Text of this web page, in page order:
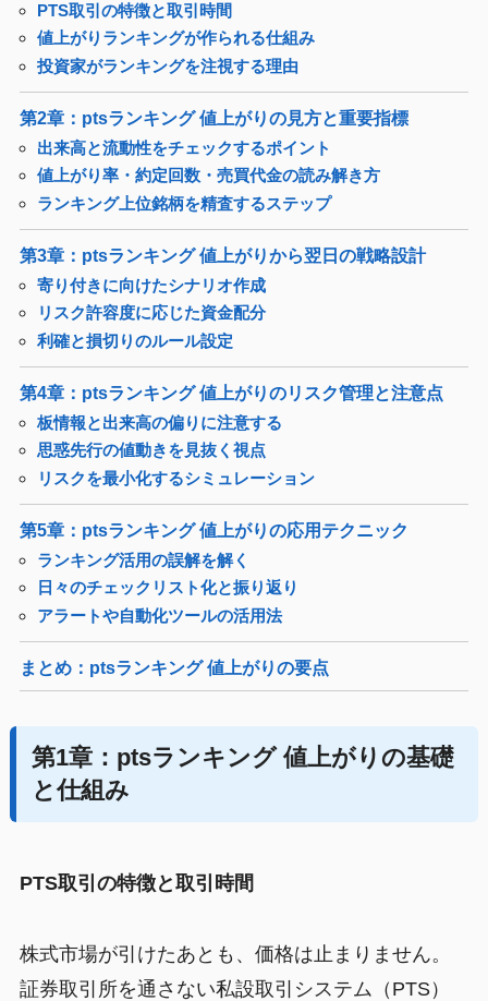
PTS取引の特徴と取引時間
値上がりランキングが作られる仕組み
投資家がランキングを注視する理由
第2章：ptsランキング 値上がりの見方と重要指標
出来高と流動性をチェックするポイント
値上がり率・約定回数・売買代金の読み解き方
ランキング上位銘柄を精査するステップ
第3章：ptsランキング 値上がりから翌日の戦略設計
寄り付きに向けたシナリオ作成
リスク許容度に応じた資金配分
利確と損切りのルール設定
第4章：ptsランキング 値上がりのリスク管理と注意点
板情報と出来高の偏りに注意する
思惑先行の値動きを見抜く視点
リスクを最小化するシミュレーション
第5章：ptsランキング 値上がりの応用テクニック
ランキング活用の誤解を解く
日々のチェックリスト化と振り返り
アラートや自動化ツールの活用法
まとめ：ptsランキング 値上がりの要点
第1章：ptsランキング 値上がりの基礎
と仕組み
PTS取引の特徴と取引時間
株式市場が引けたあとも、価格は止まりません。
証券取引所を通さない私設取引システム（PTS）